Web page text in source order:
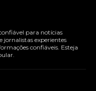
para notícias
jornalistas experientes
confiáveis. Esteja